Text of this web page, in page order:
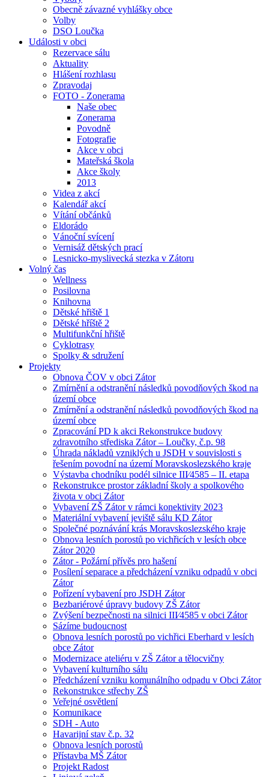
Obecně závazné vyhlášky obce
Volby
DSO Loučka
Události v obci
Rezervace sálu
Aktuality
Hlášení rozhlasu
Zpravodaj
FOTO - Zonerama
Naše obec
Zonerama
Povodně
Fotografie
Akce v obci
Mateřská škola
Akce školy
2013
Videa z akcí
Kalendář akcí
Vítání občánků
Eldorádo
Vánoční svícení
Vernisáž dětských prací
Lesnicko-myslivecká stezka v Zátoru
Volný čas
Wellness
Posilovna
Knihovna
Dětské hřiště 1
Dětské hříště 2
Multifunkční hřiště
Cyklotrasy
Spolky & sdružení
Projekty
Obnova ČOV v obci Zátor
Zmírnění a odstranění následků povodňových škod na
území obce
Zmírnění a odstranění následků povodňových škod na
území obce
Zpracování PD k akci Rekonstrukce budovy
zdravotního střediska Zátor – Loučky, č.p. 98
Úhrada nákladů vzniklých u JSDH v souvislosti s
řešením povodní na území Moravskoslezského kraje
Výstavba chodníku podél silnice III⁄4585 – II. etapa
Rekonstrukce prostor základní školy a spolkového
života v obci Zátor
Vybavení ZŠ Zátor v rámci konektivity 2023
Materiální vybavení jeviště sálu KD Zátor
Společné poznávání krás Moravskoslezského kraje
Obnova lesních porostů po vichřicích v lesích obce
Zátor 2020
Zátor - Požární přívěs pro hašení
Posílení separace a předcházení vzniku odpadů v obci
Zátor
Pořízení vybavení pro JSDH Zátor
Bezbariérové úpravy budovy ZŠ Zátor
Zvýšení bezpečnosti na silnici III⁄4585 v obci Zátor
Sázíme budoucnost
Obnova lesních porostů po vichřici Eberhard v lesích
obce Zátor
Modernizace ateliéru v ZŠ Zátor a tělocvičny
Vybavení kulturního sálu
Předcházení vzniku komunálního odpadu v Obci Zátor
Rekonstrukce střechy ZŠ
Veřejné osvětlení
Komunikace
SDH - Auto
Havarijní stav č.p. 32
Obnova lesních porostů
Přístavba MŠ Zátor
Projekt Radost